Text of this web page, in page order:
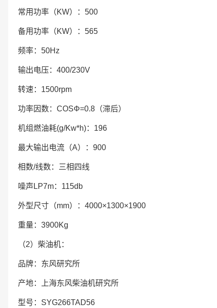
常用功率（KW）：500
备用功率（KW）：565
频率：50Hz
输出电压：400/230V
转速：1500rpm
功率因数：COSΦ=0.8（滞后）
机组燃油耗(g/Kw*h)：196
最大输出电流（A）：900
相数/线数：三相四线
噪声LP7m：115db
外型尺寸（mm）：4000×1300×1900
重量：3900Kg
（2）柴油机：
品牌：东风研究所
产地：上海东风柴油机研究所
型号：SYG266TAD56